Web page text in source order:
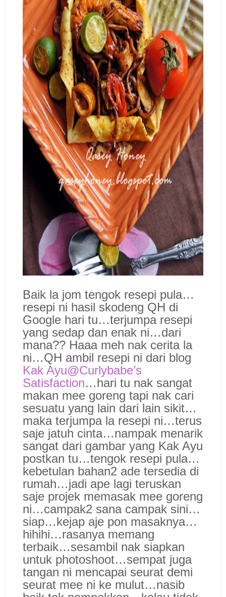
Baik la jom tengok resepi pula…
resepi ni hasil skodeng QH di
Google hari tu…terjumpa resepi
yang sedap dan enak ni…dari
mana?? Haaa meh nak cerita la
ni…QH ambil resepi ni dari blog
Kak Ayu@Curlybabe’s
Satisfaction…hari tu nak sangat
makan mee goreng tapi nak cari
sesuatu yang lain dari lain sikit…
maka terjumpa la resepi ni…terus
saje jatuh cinta…nampak menarik
sangat dari gambar yang Kak Ayu
postkan tu…tengok resepi pula…
kebetulan bahan2 ade tersedia di
rumah…jadi ape lagi teruskan
saje projek memasak mee goreng
ni…campak2 sana campak sini…
siap…kejap aje pon masaknya…
hihihi…rasanya memang
terbaik…sesambil nak siapkan
untuk photoshoot…sempat juga
tangan ni mencapai seurat demi
seurat mee ni ke mulut…nasib